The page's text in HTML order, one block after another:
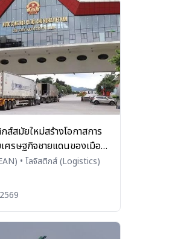
ส์สมัยใหม่สร้างโอกาสการ
เศรษฐกิจชายแดนของเมือง
• โลจิสติกส์ (Logistics)